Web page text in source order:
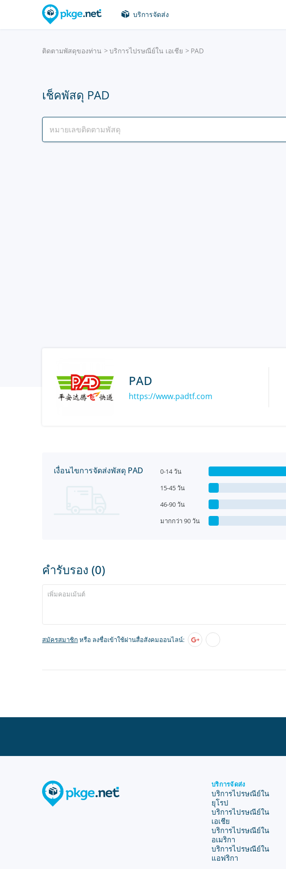
บริการจัดส่ง
ติดตามพัสดุของท่าน บริการไปรษณีย์ใน เอเชีย PAD
เช็คพัสดุ PAD
PAD
https://www.padtf.com
เงื่อนไขการจัดส่งพัสดุ PAD
0-14 วัน
15-45 วัน
46-90 วัน
มากกว่า 90 วัน
คำรับรอง (0)
สมัครสมาชิก หรือ ลงชื่อเข้าใช้ผ่านสื่อสังคมออนไลน์:
บริการจัดส่ง
บริการไปรษณีย์ใน
ยุโรป
บริการไปรษณีย์ใน
เอเชีย
บริการไปรษณีย์ใน
อเมริกา
บริการไปรษณีย์ใน
แอฟริกา